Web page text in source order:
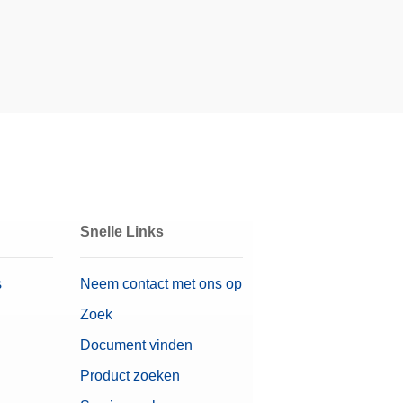
Snelle Links
Neem contact met ons op
Zoek
Document vinden
Product zoeken